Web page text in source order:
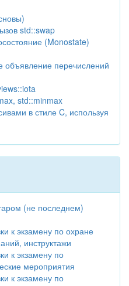
std::swap
(Monostate)
объявление перечислений
std::minmax
в стиле C, используя
(не последнем)
к экзамену по охране
инструктажи
к экзамену по
мероприятия
к экзамену по